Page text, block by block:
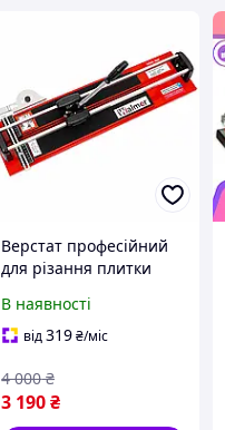
Верстат професійний
для різання плитки
будівельних і
оздоблювальних робіт
В наявності
від319₴/міс
3 190₴
4 000 ₴